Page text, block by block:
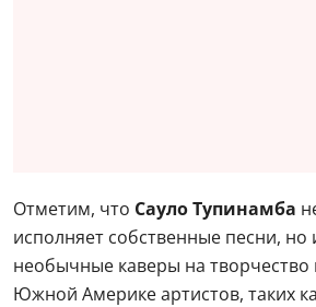
Отметим, что Сауло Тупинамба
исполняет собственные песни, но
необычные каверы на творчество
Южной Америке артистов, таких